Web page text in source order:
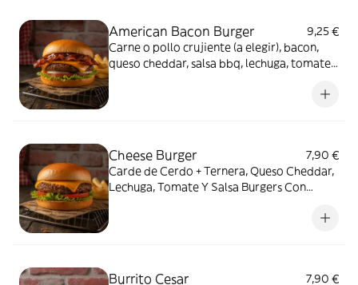
American Bacon Burger
9,25 €
Carne o pollo crujiente (a elegir), bacon,
queso cheddar, salsa bbq, lechuga, tomate y
Cheese Burger
7,90 €
Carde de Cerdo + Ternera, Queso Cheddar,
Lechuga, Tomate Y Salsa Burgers Con
Burrito Cesar 7,90 €